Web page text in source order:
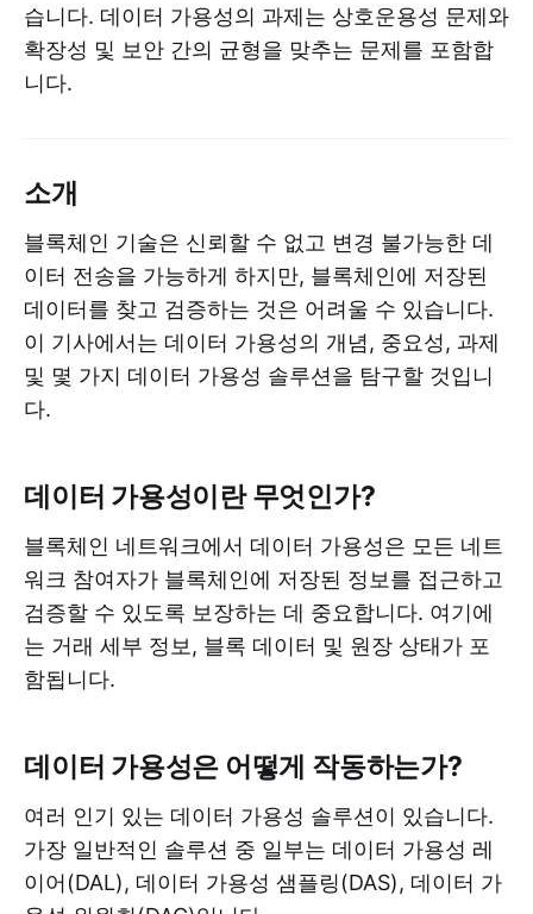
습니다. 데이터 가용성의 과제는 상호운용성 문제와
확장성 및 보안 간의 균형을 맞추는 문제를 포함합
니다.
소개
블록체인 기술은 신뢰할 수 없고 변경 불가능한 데
이터 전송을 가능하게 하지만, 블록체인에 저장된
데이터를 찾고 검증하는 것은 어려울 수 있습니다.
이 기사에서는 데이터 가용성의 개념, 중요성, 과제
및 몇 가지 데이터 가용성 솔루션을 탐구할 것입니
다.
데이터 가용성이란 무엇인가?
블록체인 네트워크에서 데이터 가용성은 모든 네트
워크 참여자가 블록체인에 저장된 정보를 접근하고
검증할 수 있도록 보장하는 데 중요합니다. 여기에
는 거래 세부 정보, 블록 데이터 및 원장 상태가 포
함됩니다.
데이터 가용성은 어떻게 작동하는가?
여러 인기 있는 데이터 가용성 솔루션이 있습니다.
가장 일반적인 솔루션 중 일부는 데이터 가용성 레
이어(DAL), 데이터 가용성 샘플링(DAS), 데이터 가